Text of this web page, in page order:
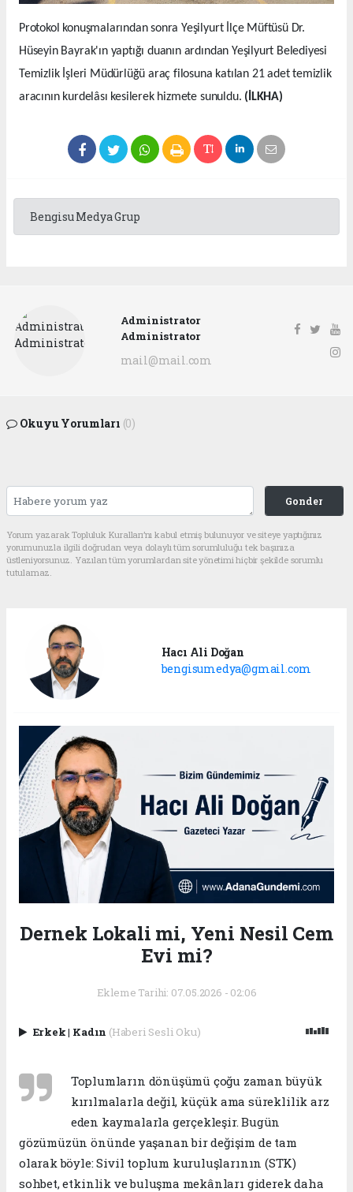
Protokol konuşmalarından sonra Yeşilyurt İlçe Müftüsü Dr.
Hüseyin Bayrak'ın yaptığı duanın ardından Yeşilyurt Belediyesi
Temizlik İşleri Müdürlüğü araç filosuna katılan 21 adet temizlik
aracının kurdelâsı kesilerek hizmete sunuldu. (İLKHA)
Bengisu Medya Grup
Administrator
Administrator
mail@mail.com
Okuyu Yorumları (0)
Gonder
Yorum yazarak Topluluk Kuralları’nı kabul etmiş bulunuyor ve siteye yaptığınız
yorumunuzla ilgili doğrudan veya dolaylı tüm sorumluluğu tek başınıza
üstleniyorsunuz. Yazılan tüm yorumlardan site yönetimi hiçbir şekilde sorumlu
tutulamaz.
Hacı Ali Doğan
bengisumedya@gmail.com
Dernek Lokali mi, Yeni Nesil Cem
Evi mi?
Ekleme Tarihi: 07.05.2026 - 02:06
Erkek| Kadın (Haberi Sesli Oku)
Toplumların dönüşümü çoğu zaman büyük
kırılmalarla değil, küçük ama süreklilik arz
eden kaymalarla gerçekleşir. Bugün
gözümüzün önünde yaşanan bir değişim de tam
olarak böyle: Sivil toplum kuruluşlarının (STK)
sohbet, etkinlik ve buluşma mekânları giderek daha